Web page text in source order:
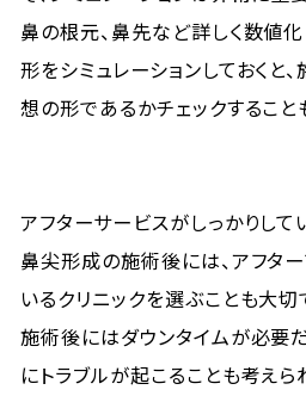
鼻の根元、鼻先など詳しく数値
形をシミュレーションしておくと
想の形であるかチェックすること
アフターサービスがしっかりして
鼻尖形成の施術後には、アフタ
いるクリニックを選ぶことも大切
施術後にはダウンタイムが必要
にトラブルが起こることも考えら